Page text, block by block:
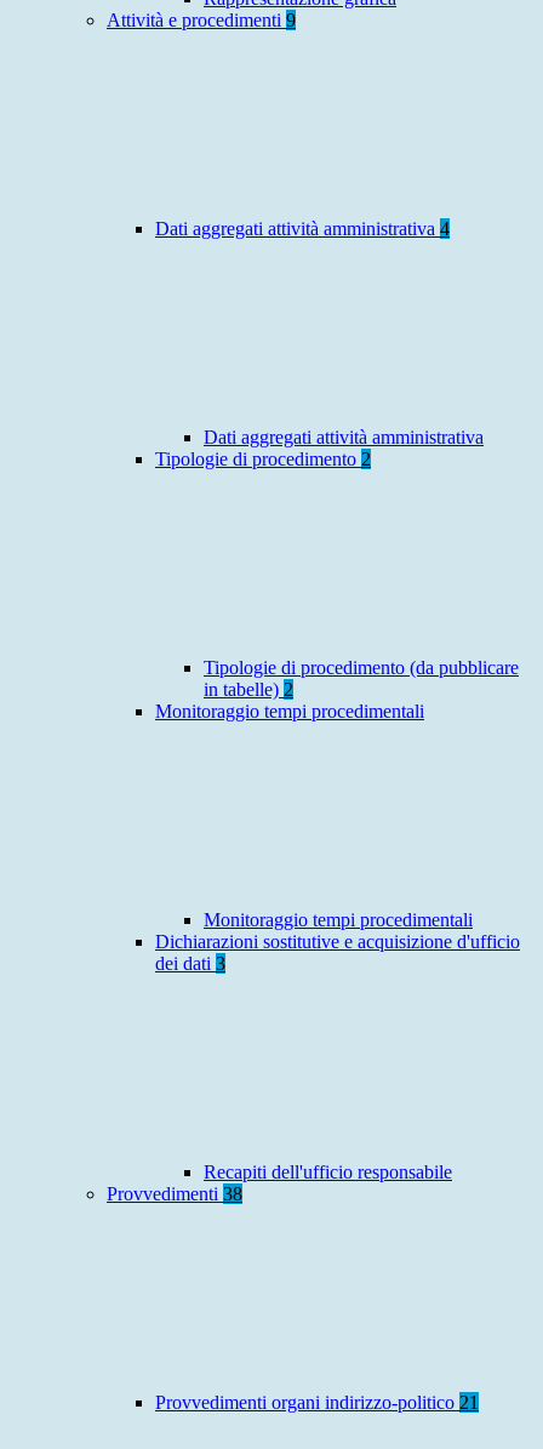
Attività e procedimenti 9
Dati aggregati attività amministrativa 4
Dati aggregati attività amministrativa
Tipologie di procedimento 2
Tipologie di procedimento (da pubblicare
in tabelle) 2
Monitoraggio tempi procedimentali
Monitoraggio tempi procedimentali
Dichiarazioni sostitutive e acquisizione d'ufficio
dei dati 3
Recapiti dell'ufficio responsabile
Provvedimenti 38
Provvedimenti organi indirizzo-politico 21